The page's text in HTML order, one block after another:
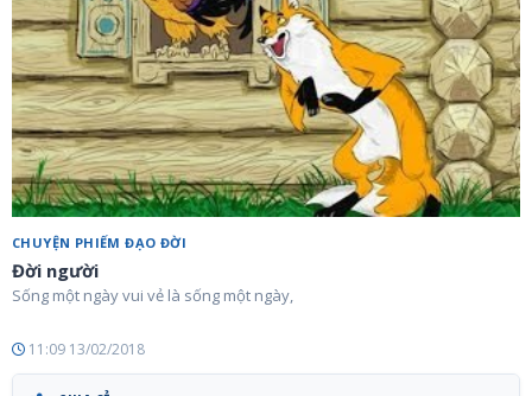
CHUYỆN PHIẾM ĐẠO ĐỜI
Đời người
Sống một ngày vui vẻ là sống một ngày,
11:09 13/02/2018